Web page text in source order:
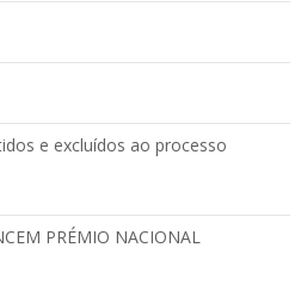
e excluídos ao processo
PRÉMIO NACIONAL